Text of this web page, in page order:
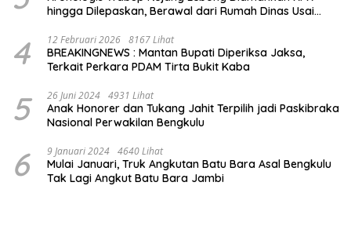
hingga Dilepaskan, Berawal dari Rumah Dinas Usai
4 12 Februari 2026 8167 Lihat
BREAKINGNEWS : Mantan Bupati Diperiksa Jaksa,
Terkait Perkara PDAM Tirta Bukit Kaba
5 26 Juni 2024 4931 Lihat
Anak Honorer dan Tukang Jahit Terpilih jadi Paskibraka
Nasional Perwakilan Bengkulu
6 9 Januari 2024 4640 Lihat
Mulai Januari, Truk Angkutan Batu Bara Asal Bengkulu
Tak Lagi Angkut Batu Bara Jambi